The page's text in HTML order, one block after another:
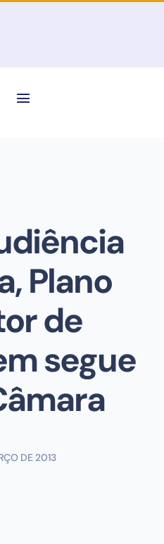
Plano
de
segue
DE 2013